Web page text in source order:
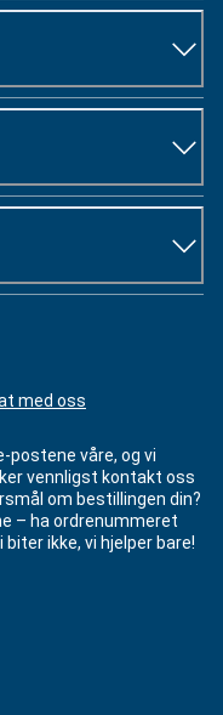
med oss
postene våre, og vi
vennligst kontakt oss
om bestillingen din?
– ha ordrenummeret
ikke, vi hjelper bare!